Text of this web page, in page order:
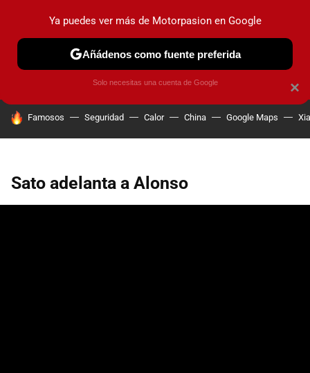
PRUEBAS COCHES ELÉCTRICOS OBSERVATORIO
HOY SE HABLA DE
Famosos Seguridad Calor China Google Maps
Sato adelanta a Alonso
×
Ya puedes ver más de Motorpasion en Google
Añádenos como fuente preferida
Solo necesitas una cuenta de Google